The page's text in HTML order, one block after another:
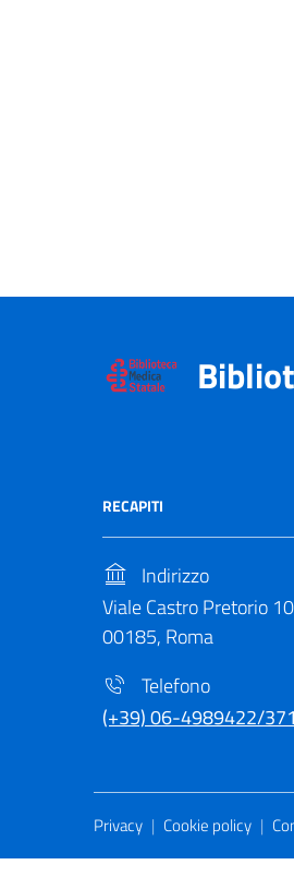
RECAPITI
Indirizzo
Viale Castro Pretorio
00185, Roma
Telefono
(+39) 06-4989422/371
Useful Links
Privacy | Cookie policy |